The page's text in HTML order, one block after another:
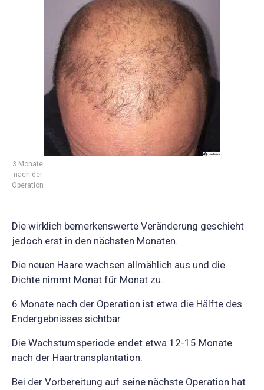
3 Monate
nach der
Operation
Die wirklich bemerkenswerte Veränderung geschieht
jedoch erst in den nächsten Monaten.
Die neuen Haare wachsen allmählich aus und die
Dichte nimmt Monat für Monat zu.
6 Monate nach der Operation ist etwa die Hälfte des
Endergebnisses sichtbar.
Die Wachstumsperiode endet etwa 12-15 Monate
nach der Haartransplantation.
Bei der Vorbereitung auf seine nächste Operation hat